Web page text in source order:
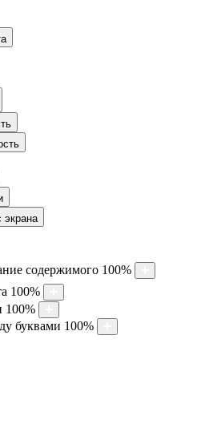
экрана
содержимого 100%
100%
100%
буквами 100%